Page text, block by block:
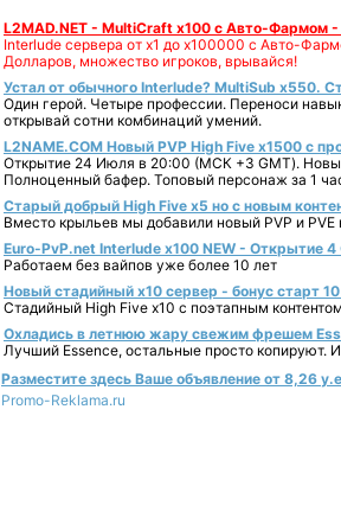
L2MAD.NET - MultiCraft x100 с Авто-Фармом
Interlude сервера от х1 до х100000 с Авто-
Долларов, множество игроков, врывайся!
Устал от обычного Interlude? MultiSub x550.
Один герой. Четыре профессии. Переноси
открывай сотни комбинаций умений.
L2NAME.COM Новый PVP High Five x1500 с
Открытие 24 Июля в 20:00 (МСК +3 GMT).
Полноценный бафер. Топовый персонаж за 1
Старый добрый High Five x5 но с новым
Вместо крыльев мы добавили новый PVP и PVE
Euro-PvP.net Interlude х100 NEW - Открытие 4
Работаем без вайпов уже более 10 лет
Новый стадийный х10 сервер - бонус старт
Стадийный High Five x10 с поэтапным
Охладись в летнюю жару свежим фрешем
Лучший Essence, остальные просто копируют.
Разместите здесь Ваше объявление от 8,26
Promo-Reklama.ru